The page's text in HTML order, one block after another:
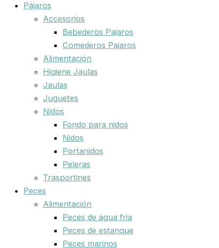
Pájaros
Accesorios
Bebederos Pajaros
Comederos Pajaros
Alimentación
Higiene Jaulas
Jaulas
Juguetes
Nidos
Fondo para nidos
Nidos
Portanidos
Peleras
Trasportines
Peces
Alimentación
Peces de agua fria
Peces de estanque
Peces marinos